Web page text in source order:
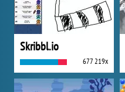
Skribbl.io
677 219x